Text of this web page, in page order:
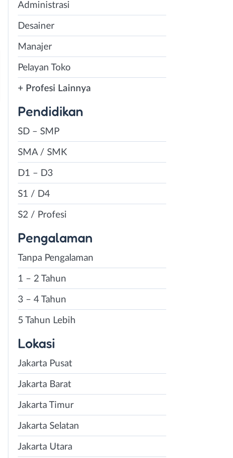
Administrasi
Desainer
Manajer
Pelayan Toko
+ Profesi Lainnya
Pendidikan
SD – SMP
SMA / SMK
D1 – D3
S1 / D4
S2 / Profesi
Pengalaman
Tanpa Pengalaman
1 – 2 Tahun
3 – 4 Tahun
5 Tahun Lebih
Lokasi
Jakarta Pusat
Jakarta Barat
Jakarta Timur
Jakarta Selatan
Jakarta Utara